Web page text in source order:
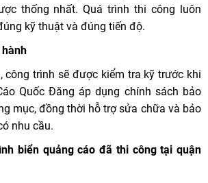
thống nhất. Quá trình thi công luôn
kỹ thuật và đúng tiến độ.
công trình sẽ được kiểm tra kỹ trước khi
Quốc Đăng áp dụng chính sách bảo
mục, đồng thời hỗ trợ sửa chữa và bảo
nhu cầu.
biển quảng cáo đã thi công tại quận